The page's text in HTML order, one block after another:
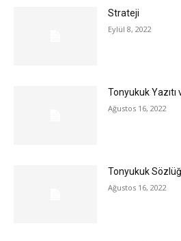
Strateji
Eylül 8, 2022
Tonyukuk Yazıtı
Ağustos 16, 2022
Tonyukuk
Ağustos 16, 2022